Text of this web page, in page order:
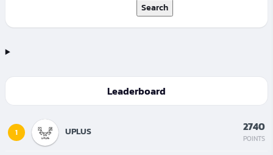
Search
Leaderboard
1 UPLUS 2740
POINTS